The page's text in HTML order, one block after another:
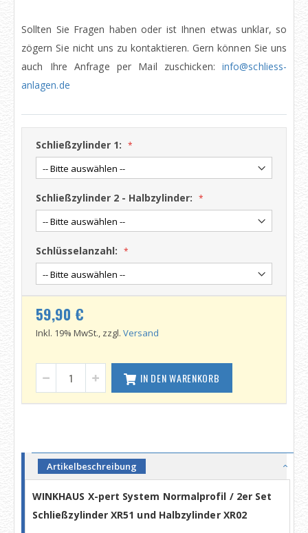
Sollten Sie Fragen haben oder ist Ihnen etwas unklar, so
zögern Sie nicht uns zu kontaktieren. Gern können Sie uns
auch Ihre Anfrage per Mail zuschicken:info@schliess-
anlagen.de
Schließzylinder 1:
Schließzylinder 2 - Halbzylinder:
Schlüsselanzahl:
59,90 €
Inkl. 19% MwSt., zzgl. Versand
IN DEN WARENKORB
Artikelbeschreibung
WINKHAUS X-pert System Normalprofil / 2er Set
Schließzylinder XR51 und Halbzylinder XR02